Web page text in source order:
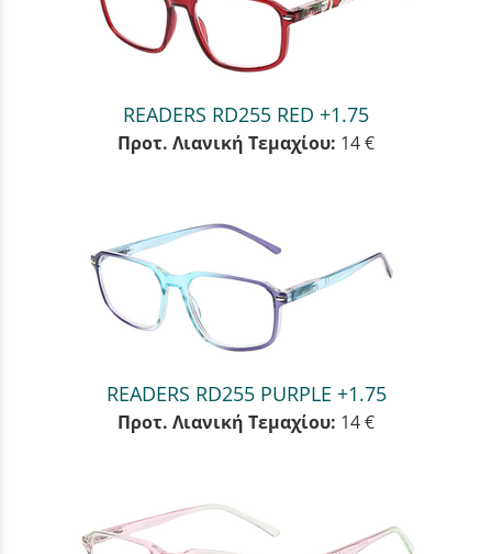
READERS RD255 RED +1.75
Προτ. Λιανική Τεμαχίου: 14 €
READERS RD255 PURPLE +1.75
Προτ. Λιανική Τεμαχίου: 14 €